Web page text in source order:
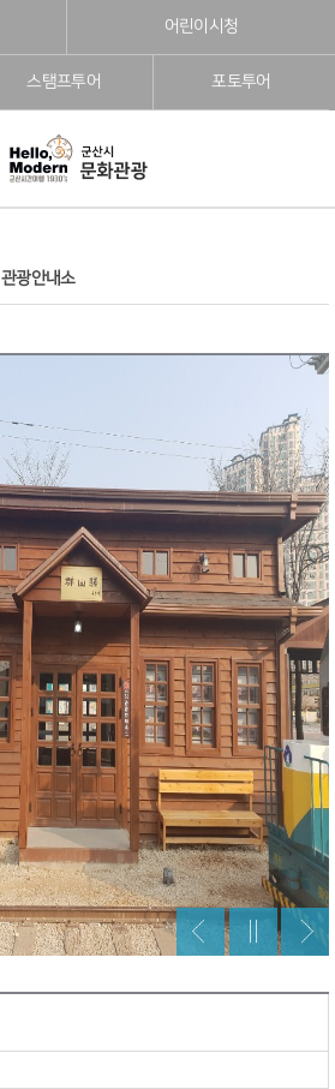
어린이시청
스탬프투어 포토투어
관광안내소